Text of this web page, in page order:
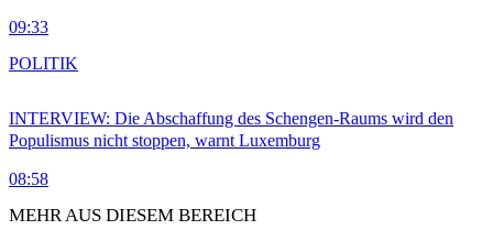
09:33
INTERVIEW: Die Abschaffung des Schengen-Raums wird den
Populismus nicht stoppen, warnt Luxemburg
08:58
POLITIK
MEHR AUS DIESEM BEREICH